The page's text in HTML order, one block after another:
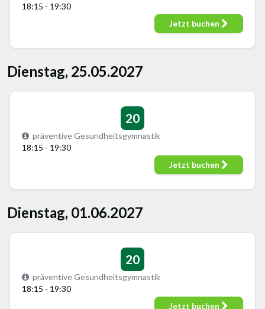
18:15 - 19:30
Jetzt buchen
Dienstag, 25.05.2027
20
präventive Gesundheitsgymnastik
18:15 - 19:30
Jetzt buchen
Dienstag, 01.06.2027
20
präventive Gesundheitsgymnastik
18:15 - 19:30
Jetzt buchen